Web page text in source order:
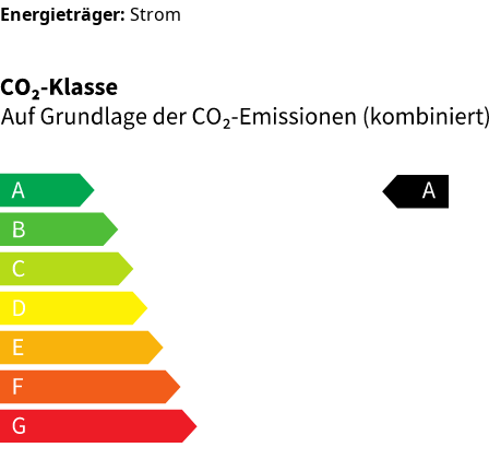
Energieträger: Strom